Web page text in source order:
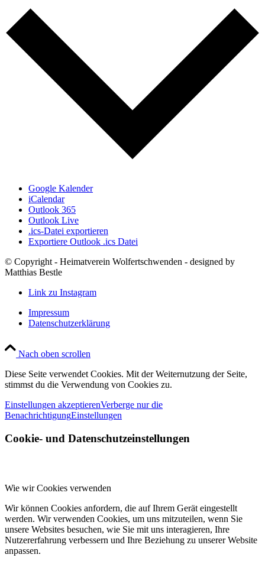
Google Kalender
iCalendar
Outlook 365
Outlook Live
.ics-Datei exportieren
Exportiere Outlook .ics Datei
© Copyright - Heimatverein Wolfertschwenden - designed by
Matthias Bestle
Link zu Instagram
Impressum
Datenschutzerklärung
Nach oben scrollen
Diese Seite verwendet Cookies. Mit der Weiternutzung der Seite,
stimmst du die Verwendung von Cookies zu.
Einstellungen akzeptierenVerberge nur die
BenachrichtigungEinstellungen
Cookie- und Datenschutzeinstellungen
Wie wir Cookies verwenden
Wir können Cookies anfordern, die auf Ihrem Gerät eingestellt
werden. Wir verwenden Cookies, um uns mitzuteilen, wenn Sie
unsere Websites besuchen, wie Sie mit uns interagieren, Ihre
Nutzererfahrung verbessern und Ihre Beziehung zu unserer Website
anpassen.